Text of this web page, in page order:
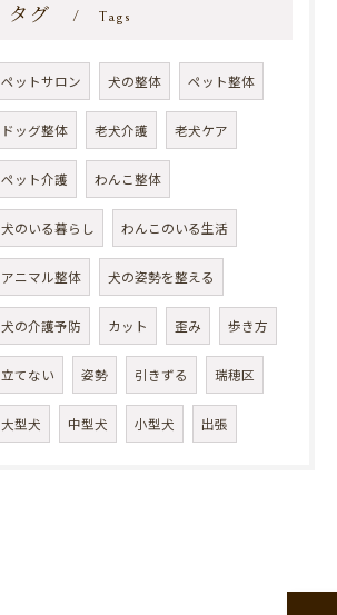
タグ Tags
ペットサロン 犬の整体 ペット整体
ドッグ整体 老犬介護 老犬ケア
ペット介護 わんこ整体
犬のいる暮らし わんこのいる生活
アニマル整体 犬の姿勢を整える
犬の介護予防 カット 歪み 歩き方
立てない 姿勢 引きずる 瑞穂区
大型犬 中型犬 小型犬 出張